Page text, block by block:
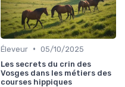
Éleveur • 05/10/2025
Les secrets du crin des
Vosges dans les métiers des
courses hippiques